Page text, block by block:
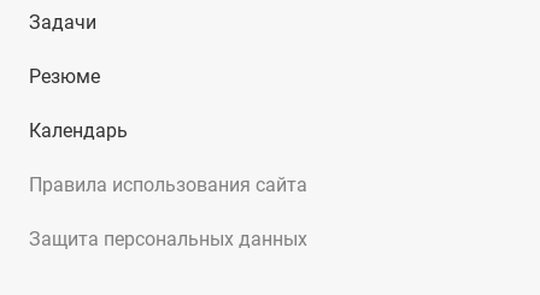
Правила использования сайта
Защита персональных данных
Задачи
Резюме
Календарь